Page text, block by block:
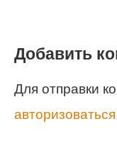
Добавить
Для отправки
авторизоваться